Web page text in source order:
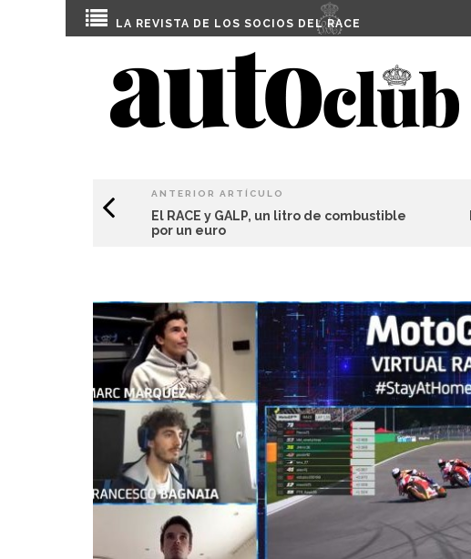
LA REVISTA DE LOS SOCIOS DEL RACE
ANTERIOR ARTÍCULO
El RACE y GALP, un litro de combustible
por un euro